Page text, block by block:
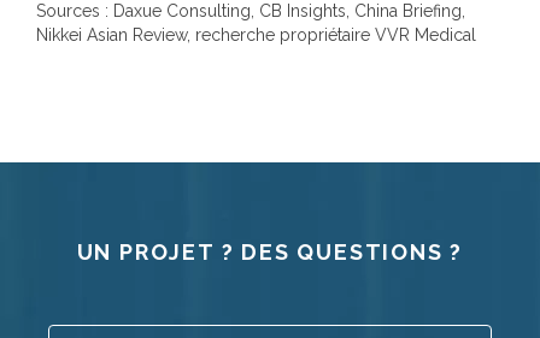
Sources : Daxue Consulting, CB Insights, China Briefing,
Nikkei Asian Review, recherche propriétaire VVR Medical
UN PROJET ? DES QUESTIONS ?